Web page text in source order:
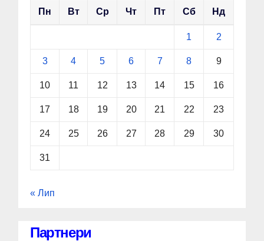
Пн Вт Ср Чт Пт Сб Нд
1 2
3 4 5 6 7 8 9
10 11 12 13 14 15 16
17 18 19 20 21 22 23
24 25 26 27 28 29 30
31
« Лип
Партнери